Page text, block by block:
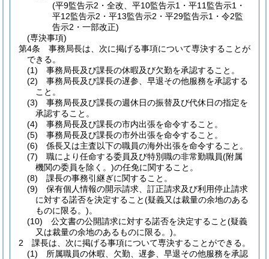
(平9監告示2・全改、平10監告示1・平11監告示1・
平12監告示2・平13監告示2・平29監告示1・令2監
告示2・一部改正)
(専決事項)
第4条
事務局長は、次に掲げる事項について専決することが
できる。
(1)
事務局長及び課長の休暇及び欠勤を承認すること。
(2)
事務局長及び課長の遅参、早退その他服務を承認する
こと。
(3)
事務局長及び課長の週休日の振替及び代休日の指定を
承認すること。
(4)
事務局長及び課長の市内出張を命令すること。
(5)
事務局長及び課長の市外出張を命令すること。
(6)
係長又は主査以下の職員の海外出張を命令すること。
(7)
職により任命する委員及び特別職の非常勤職員(附属
機関の委員を除く。)の任免に関すること。
(8)
課長の事務引継ぎに関すること。
(9)
保有個人情報の開示請求、訂正請求及び利用停止請求
に対する諾否を決定すること(疑義又は裁量の余地のある
ものに限る。)。
(10)
公文書の公開請求に対する諾否を決定すること(疑義
又は裁量の余地のあるものに限る。)。
2
課長は、次に掲げる事項について専決することができる。
(1)
所属職員の休暇、欠勤、遅参、早退その他服務を承認